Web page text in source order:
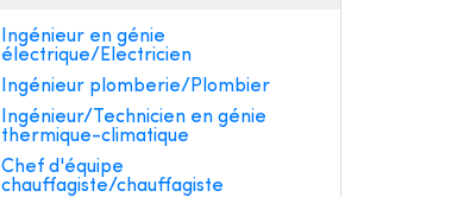
Ingénieur en génie
électrique/Electricien
Ingénieur plomberie/Plombier
Ingénieur/Technicien en génie
thermique-climatique
Chef d'équipe
chauffagiste/chauffagiste